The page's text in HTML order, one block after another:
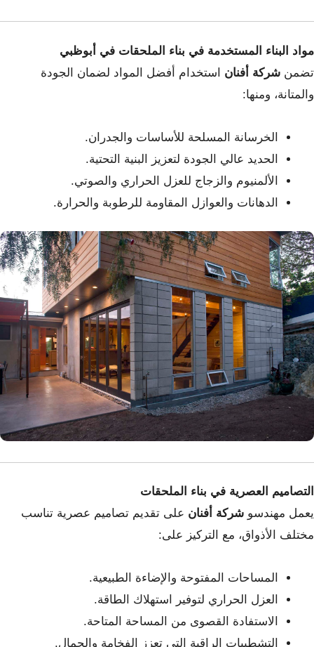
مواد البناء المستخدمة في بناء الملحقات في أبوظبي
تضمن شركة أفنان استخدام أفضل المواد لضمان الجودة
والمتانة، ومنها:
الخرسانة المسلحة للأساسات والجدران.
الحديد عالي الجودة لتعزيز البنية التحتية.
الألمنيوم والزجاج للعزل الحراري والصوتي.
الدهانات والعوازل المقاومة للرطوبة والحرارة.
التصاميم العصرية في بناء الملحقات
يعمل مهندسو شركة أفنان على تقديم تصاميم عصرية تناسب
مختلف الأذواق، مع التركيز على:
المساحات المفتوحة والإضاءة الطبيعية.
العزل الحراري لتوفير استهلاك الطاقة.
الاستفادة القصوى من المساحة المتاحة.
التشطيبات الراقية التي تعزز الفخامة والجمال.